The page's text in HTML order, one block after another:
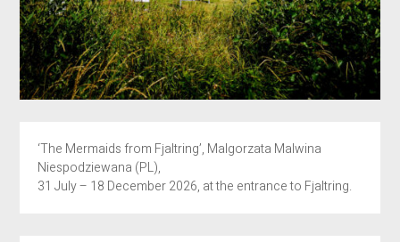
‘The Mermaids from Fjaltring’, Malgorzata Malwina
Niespodziewana (PL),
31 July – 18 December 2026, at the entrance to Fjaltring.